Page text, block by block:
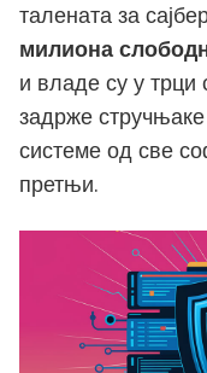
талената за
милиона
и владе су у
задрже
системе од све
претњи.